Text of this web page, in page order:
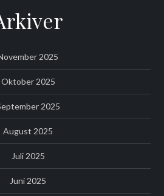
2025
Oktober 2025
2025
August 2025
Juli 2025
Juni 2025